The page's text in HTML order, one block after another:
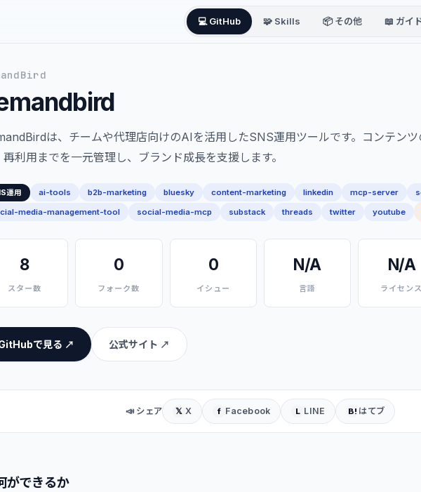
💻 GitHub 🧩 Skills 📦 その他 📖 ガイ
は、チームや代理店向けのAIを活用したSNS運用ツールです。コンテン
再利用までを一元管理し、ブランド成長を支援します。
運用 ai-tools b2b-marketing bluesky content-marketing linkedin mcp-server
media-management-tool
social-media-mcp substack threads twitter youtube
8
スター数
0
フォーク数
0
イシュー
N/A
言語
N/A
ライセンス
で見る ↗ 公式サイト ↗
📣 シェア 𝕏 X f Facebook L LINE B! はてブ
ができるか